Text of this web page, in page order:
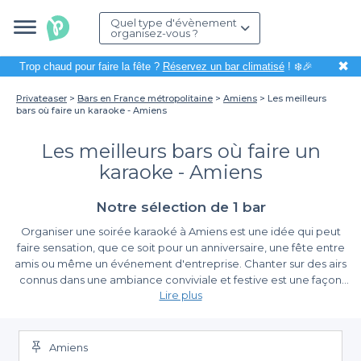
Quel type d'évènement
organisez-vous ?
Trop chaud pour faire la fête ? Réservez un bar climatisé! ❄️🎉 ✖
Privateaser Bars en France métropolitaine Amiens
Les meilleurs
bars où faire un karaoke - Amiens
Les meilleurs bars où faire un
karaoke - Amiens
Notre sélection de 1 bar
Organiser une soirée karaoké à Amiens est une idée qui peut
faire sensation, que ce soit pour un anniversaire, une fête entre
amis ou même un événement d'entreprise. Chanter sur des airs
connus dans une ambiance conviviale et festive est une façon
idéale de créer des souvenirs inoubliables. À Amiens, cette ville
trouver des lieux adaptés qui sauront répondre à vos attentes.
Simplifiez vos réservations avec Privateaser
Grâce à Privateaser, organiser une soirée karaoké devient un jeu
Lire plus
Amiens